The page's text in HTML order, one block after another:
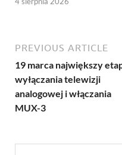
PREVIOUS ARTICLE
19 marca największy
wyłączania telewizji
analogowej i włączania
MUX-3